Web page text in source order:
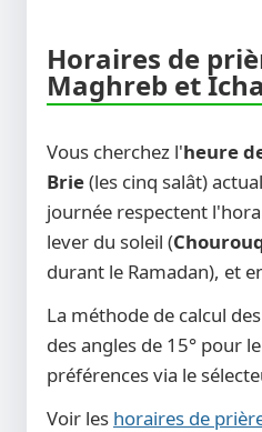
Horaires de
Maghreb et Icha
Vous cherchez l'heure
Brie(les cinq salât)
journée respectent
lever du soleil (
durant le Ramadan), et
La méthode de calcul
des angles de 15° pour
préférences via le
Voir les horaires de